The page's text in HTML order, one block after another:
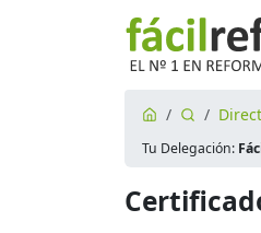
Tu Delegación: